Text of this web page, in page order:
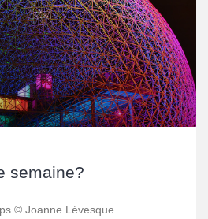
semaine?
© Joanne Lévesque